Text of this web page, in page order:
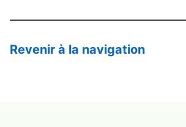
Revenir à la navigation